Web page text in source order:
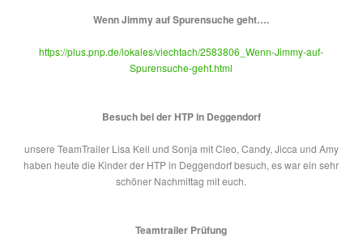
Wenn Jimmy auf Spurensuche geht….
https://plus.pnp.de/lokales/viechtach/2583806_Wenn-Jimmy-auf-
Spurensuche-geht.html
Besuch bei der HTP in Deggendorf
unsere TeamTrailer Lisa Keil und Sonja mit Cleo, Candy, Jicca und Amy
haben heute die Kinder der HTP in Deggendorf besuch, es war ein sehr
schöner Nachmittag mit euch.
Teamtrailer Prüfung